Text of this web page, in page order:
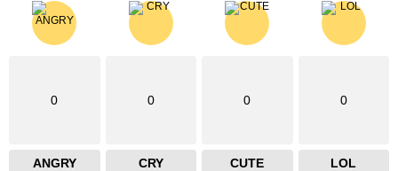
0
ANGRY
0
CRY
0
CUTE
0
LOL